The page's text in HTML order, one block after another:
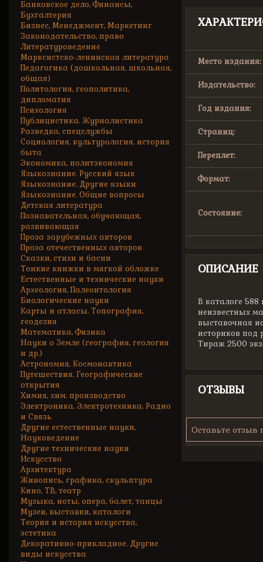
Банковское дело, Финансы,
Бухгалтерия
Бизнес, Менеджмент, Маркетинг
Законодательство, право
Литературоведение
Марксистско-ленинская литература
Педагогика (дошкольная, школьная,
общая)
Политология, геополитика,
дипломатия
Психология
Публицистика. Журналистика
Разведка, спецслужбы
Социология, культурология, история
быта
Экономика, политэкономия
Языкознание. Русский язык
Языкознание. Другие языки
Языкознание. Общие вопросы
Детская литература
Познавательная, обучающая,
развивающая
Проза зарубежных авторов
Проза отечественных авторов
Сказки, стихи и басни
Тонкие книжки в мягкой обложке
Естественные и технические науки
Археология, Палеонтология
Биологические науки
Карты и атласы. Топография,
геодезия
Математика, Физика
Науки о Земле (география, геология
и др.)
Астрономия, Космонавтика
Путешествия. Географические
открытия
Химия, хим. производство
Электроника, Электротехника, Радио
и Связь
Другие естественные науки,
Науковедение
Другие технические науки
Искусство
Архитектура
Живопись, графика, скульптура
Кино, ТВ, театр
Музыка, ноты, опера, балет, танцы
Музеи, выставки, каталоги
Теория и история искусства,
эстетика
Декоративно-прикладное. Другие
виды искусства
Место издания:
Издательство:
Год издания:
Страниц:
Переплет:
Формат:
Состояние:
ОПИСАНИЕ
В каталоге 588
неизвестных
выставочная
историков под
Тираж 2500 экз.
ОТЗЫВЫ
Оставьте отзыв